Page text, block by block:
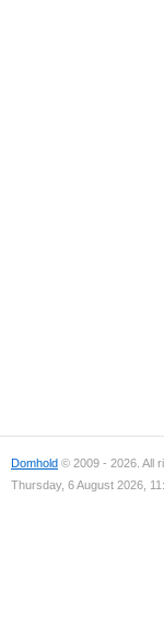
Domhold © 2009 - 2026. All
Thursday, 6 August 2026,